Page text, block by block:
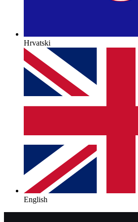
Hrvatski
English